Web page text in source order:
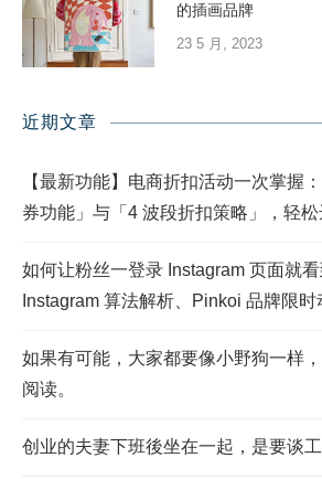
的插画品牌
23 5 月, 2023
近期文章
【最新功能】电商折扣活动一次掌握
券功能」与「4 波段折扣策略」，轻松
如何让粉丝一登录 Instagram 页面就
Instagram 算法解析、Pinkoi 品牌限
如果有可能，大家都要像小野狗一样，
阅读。
创业的夫妻下班後坐在一起，是要谈